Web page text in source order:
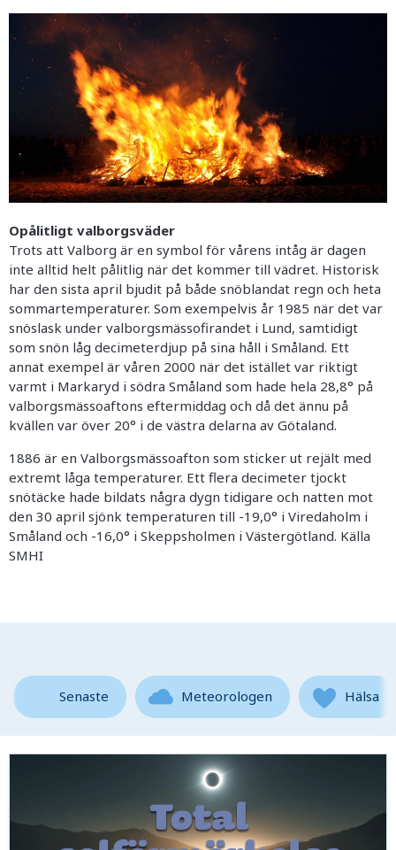
Opålitligt valborgsväder
Trots att Valborg är en symbol för vårens intåg är dagen
inte alltid helt pålitlig när det kommer till vädret. Historisk
har den sista april bjudit på både snöblandat regn och heta
sommartemperaturer. Som exempelvis år 1985 när det var
snöslask under valborgsmässofirandet i Lund, samtidigt
som snön låg decimeterdjup på sina håll i Småland. Ett
annat exempel är våren 2000 när det istället var riktigt
varmt i Markaryd i södra Småland som hade hela 28,8° på
valborgsmässoaftons eftermiddag och då det ännu på
kvällen var över 20° i de västra delarna av Götaland.
1886 är en Valborgsmässoafton som sticker ut rejält med
extremt låga temperaturer. Ett flera decimeter tjockt
snötäcke hade bildats några dygn tidigare och natten mot
den 30 april sjönk temperaturen till -19,0° i Viredaholm i
Småland och -16,0° i Skeppsholmen i Västergötland. Källa
SMHI
Senaste Meteorologen Hälsa